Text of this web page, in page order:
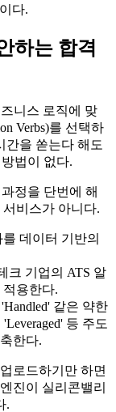
다.
하는 합격
니스 로직에 맞
Verbs)를 선택하
간을 쏟는다 해도
법이 없다.
정을 단번에 해
비스가 아니다.
데이터 기반의
크 기업의 ATS 알
용한다.
'Handled' 같은 약한
'Leveraged' 등 주도
한다.
로드하기만 하면
진이 실리콘밸리
.